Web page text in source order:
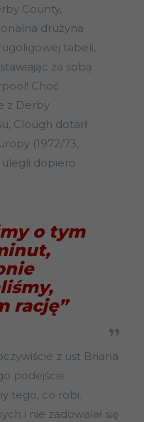
County,
drużyna
tabeli,
za sobą
Choć
z Derby
Clough dotarł
(1972/73,
dopiero
o tym
rację”
z ust Briana
podejście
tego, co robi.
i nie zadowalał się